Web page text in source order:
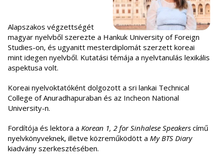
Alapszakos végzettségét
magyar nyelvből szerezte a Hankuk University of Foreign
Studies-on, és ugyanitt mesterdiplomát szerzett koreai
mint idegen nyelvből. Kutatási témája a nyelvtanulás lexikális
aspektusa volt.
Koreai nyelvoktatóként dolgozott a sri lankai Technical
College of Anuradhapuraban és az Incheon National
University-n.
Fordítója és lektora a Korean 1, 2 for Sinhalese Speakers című
nyelvkönyveknek, illetve közreműködött a My BTS Diary
kiadvány szerkesztésében.